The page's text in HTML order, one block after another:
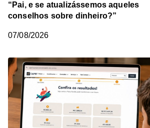
“Pai, e se atualizássemos aqueles
conselhos sobre dinheiro?”
07/08/2026